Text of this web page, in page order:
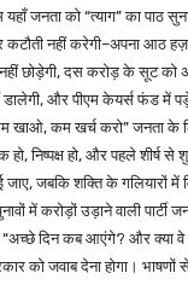
यहाँ जनता को “त्याग” का
नहीं करेगी–अपना आठ
नहीं छोड़ेगी, दस करोड़ के सूट को
और पीएम केयर्स फंड में पड़े
खाओ, कम खर्च करो” जनता के
हो, निष्पक्ष हो, और पहले शीर्ष से
जबकि शक्ति के गलियारों में
में करोड़ों उड़ाने वाली पार्टी
“अच्छे दिन कब आएंगे? और क्या वे
को जवाब देना होगा। भाषणों